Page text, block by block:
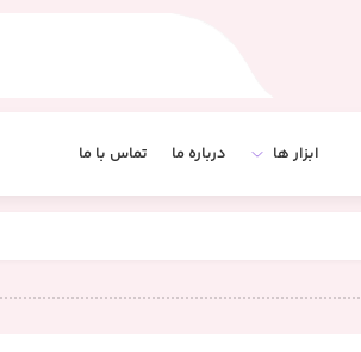
ابزار ها درباره ما تماس با ما